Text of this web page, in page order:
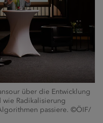
über die Entwicklung
wie Radikalisierung
passiere. ©ÖIF/